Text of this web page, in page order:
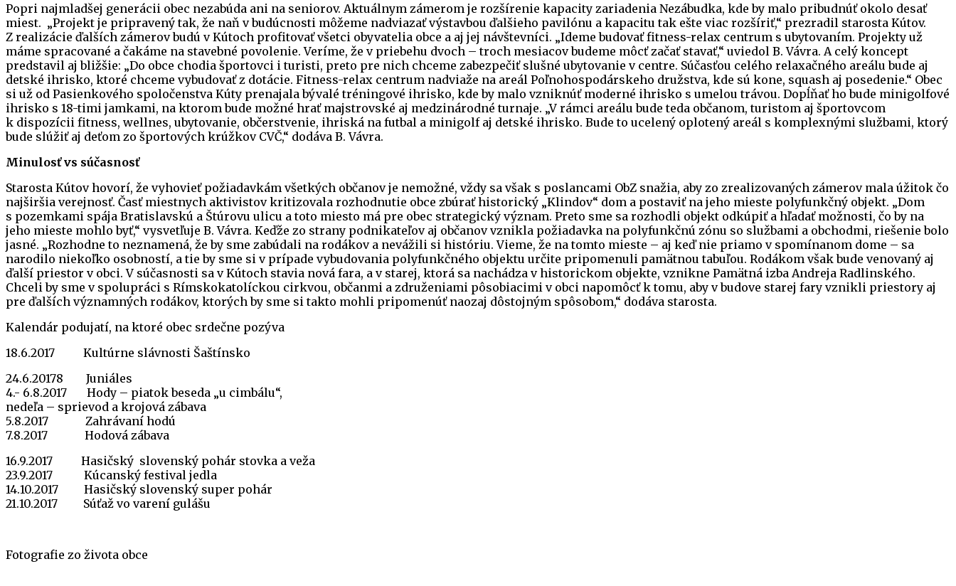
Popri najmladšej generácii obec nezabúda ani na seniorov. Aktuálnym zámerom je rozšírenie kapacity zariadenia Nezábudka, kde by malo pribudnúť okolo desať
miest. „Projekt je pripravený tak, že naň v budúcnosti môžeme nadviazať výstavbou ďalšieho pavilónu a kapacitu tak ešte viac rozšíriť,“ prezradil starosta Kútov.
Z realizácie ďalších zámerov budú v Kútoch profitovať všetci obyvatelia obce a aj jej návštevníci. „Ideme budovať fitness-relax centrum s ubytovaním. Projekty už
máme spracované a čakáme na stavebné povolenie. Veríme, že v priebehu dvoch – troch mesiacov budeme môcť začať stavať,“ uviedol B. Vávra. A celý koncept
predstavil aj bližšie: „Do obce chodia športovci i turisti, preto pre nich chceme zabezpečiť slušné ubytovanie v centre. Súčasťou celého relaxačného areálu bude aj
detské ihrisko, ktoré chceme vybudovať z dotácie. Fitness-relax centrum nadviaže na areál Poľnohospodárskeho družstva, kde sú kone, squash aj posedenie.“ Obec
si už od Pasienkového spoločenstva Kúty prenajala bývalé tréningové ihrisko, kde by malo vzniknúť moderné ihrisko s umelou trávou. Dopĺňať ho bude minigolfové
ihrisko s 18-timi jamkami, na ktorom bude možné hrať majstrovské aj medzinárodné turnaje. „V rámci areálu bude teda občanom, turistom aj športovcom
k dispozícii fitness, wellnes, ubytovanie, občerstvenie, ihriská na futbal a minigolf aj detské ihrisko. Bude to ucelený oplotený areál s komplexnými službami, ktorý
bude slúžiť aj deťom zo športových krúžkov CVČ,“ dodáva B. Vávra.
Minulosť vs súčasnosť
Starosta Kútov hovorí, že vyhovieť požiadavkám všetkých občanov je nemožné, vždy sa však s poslancami ObZ snažia, aby zo zrealizovaných zámerov mala úžitok čo
najširšia verejnosť. Časť miestnych aktivistov kritizovala rozhodnutie obce zbúrať historický „Klindov“ dom a postaviť na jeho mieste polyfunkčný objekt. „Dom
s pozemkami spája Bratislavskú a Štúrovu ulicu a toto miesto má pre obec strategický význam. Preto sme sa rozhodli objekt odkúpiť a hľadať možnosti, čo by na
jeho mieste mohlo byť,“ vysvetľuje B. Vávra. Keďže zo strany podnikateľov aj občanov vznikla požiadavka na polyfunkčnú zónu so službami a obchodmi, riešenie bolo
jasné. „Rozhodne to neznamená, že by sme zabúdali na rodákov a nevážili si históriu. Vieme, že na tomto mieste – aj keď nie priamo v spomínanom dome – sa
narodilo niekoľko osobností, a tie by sme si v prípade vybudovania polyfunkčného objektu určite pripomenuli pamätnou tabuľou. Rodákom však bude venovaný aj
ďalší priestor v obci. V súčasnosti sa v Kútoch stavia nová fara, a v starej, ktorá sa nachádza v historickom objekte, vznikne Pamätná izba Andreja Radlinského.
Chceli by sme v spolupráci s Rímskokatolíckou cirkvou, občanmi a združeniami pôsobiacimi v obci napomôcť k tomu, aby v budove starej fary vznikli priestory aj
pre ďalších významných rodákov, ktorých by sme si takto mohli pripomenúť naozaj dôstojným spôsobom,“ dodáva starosta.
Kalendár podujatí, na ktoré obec srdečne pozýva
18.6.2017 Kultúrne slávnosti Šaštínsko
24.6.20178 Juniáles
4.- 6.8.2017 Hody – piatok beseda „u cimbálu“,
nedeľa – sprievod a krojová zábava
5.8.2017 Zahrávaní hodú
7.8.2017 Hodová zábava
16.9.2017 Hasičský slovenský pohár stovka a veža
23.9.2017 Kúcanský festival jedla
14.10.2017 Hasičský slovenský super pohár
21.10.2017 Súťaž vo varení gulášu
Fotografie zo života obce